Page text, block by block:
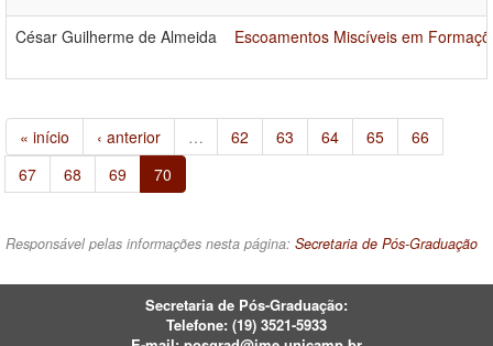
César Guilherme de Almeida Escoamentos Miscíveis em
« início ‹ anterior … 62 63 64 65
66
67
68 69 70
Responsável pelas informações nesta página: Secretaria de Pós-Graduação
Secretaria de Pós-Graduação:
Telefone: (19) 3521-5933